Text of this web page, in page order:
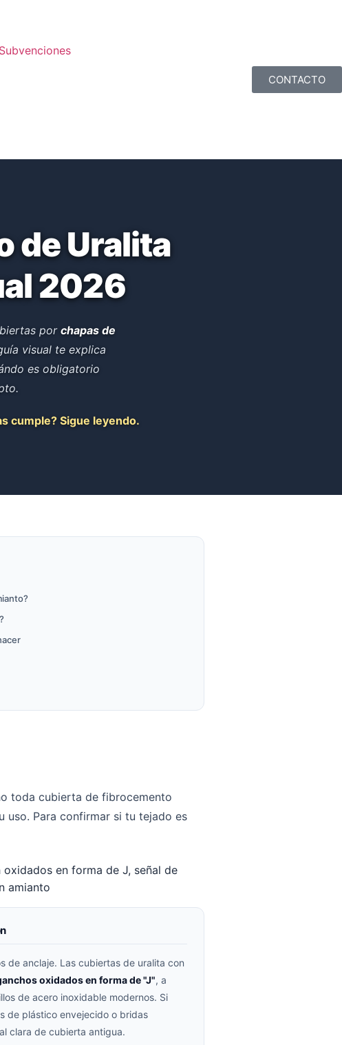
Subvenciones
CONTACTO
de Uralita
2026
por chapas de
visual te explica
es obligatorio
cumple? Sigue leyendo.
toda cubierta de fibrocemento
uso. Para confirmar si tu tejado es
de anclaje. Las cubiertas de uralita con
oxidados en forma de "J", a
de acero inoxidable modernos. Si
de plástico envejecido o bridas
clara de cubierta antigua.